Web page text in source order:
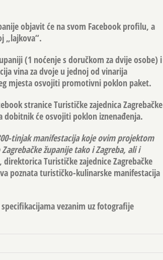
objavit će na svom Facebook profilu, a
„lajkova“.
(1 noćenje s doručkom za dvije osobe) i
vina za dvoje u jednoj od vinarija
mjesta osvojiti promotivni poklon paket.
stranice Turističke zajednica Zagrebačke
dobitnik će osvojiti poklon iznenađenja.
tinjak manifestacija koje ovim projektom
županije tako i Zagreba, ali i
Turističke zajednice Zagrebačke
poznata turističko-kulinarske manifestacija
vezanim uz fotografije